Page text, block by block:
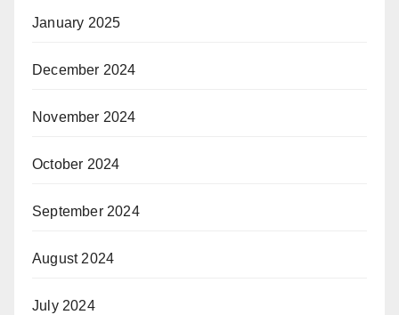
January 2025
December 2024
November 2024
October 2024
September 2024
August 2024
July 2024